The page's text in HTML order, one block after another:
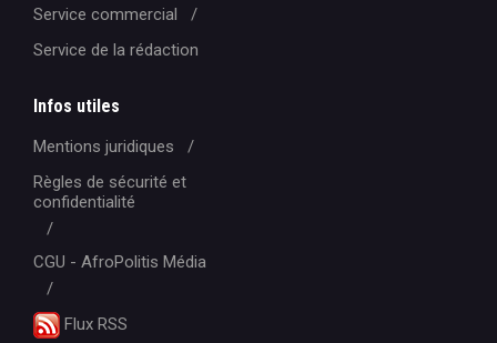
Service commercial
Service de la rédaction
Infos utiles
Mentions juridiques
Règles de sécurité et
confidentialité
CGU - AfroPolitis Média
Flux RSS